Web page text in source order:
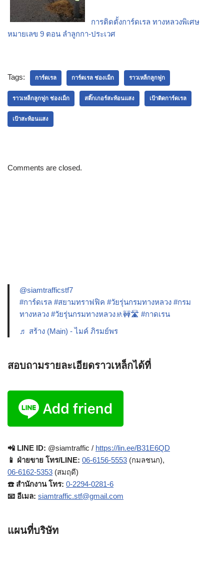
การติดตั้งการ์ดเรล ทางหลวงพิเศษ
หมายเลข 9 ตอน ลำลูกกา-ประเวศ
Tags: การ์ดเรล การ์ดเรล ช่องเม็ก ราวเหล็กลูกฟูก
ราวเหล็กลูกฟูก ช่องเม็ก สติ๊กเกอร์สะท้อนแสง เป้าติดการ์ดเรล
เป้าสะท้อนแสง
Comments are closed.
@siamtrafficstf7
#การ์ดเรล #สยามทราฟฟิค #วัยรุ่นกรมทางหลวง #กรม
ทางหลวง #วัยรุ่นกรมทางหลวง🚸🚧🛣️ #กาดเรน
♬ สร้าง (Main) - ไมค์ ภิรมย์พร
สอบถามรายละเอียดราวเหล็กได้ที่
📲 LINE ID: @siamtraffic / https://lin.ee/B31E6QD
📱 ฝ่ายขาย โทร/LINE: 06-6156-5553 (กมลชนก),
06-6162-5353 (สมฤดี)
☎️ สำนักงาน โทร: 0-2294-0281-6
📧 อีเมล: siamtraffic.stf@gmail.com
แผนที่บริษัท